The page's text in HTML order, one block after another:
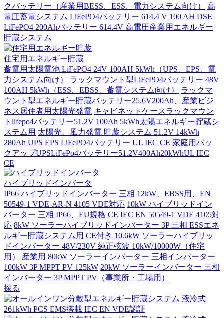
クバッテリー（産業用BESS、ESS、電力システム向け）
高
電圧蓄電システム LiFePO4バッテリー 614.4 V 100 AH DSE
LiFePO4 200Ahバッテリー 614.4V 高電圧産業用エネルギー
貯蔵システム
住宅用エネルギー貯蔵
蓄電用太陽電池 LiFePO4 24V 100AH 5kWh（UPS、EPS、電
力システム向け）
ラックマウント型LiFePO4バッテリー 48V
100AH 5kWh（ESS、EBSS、蓄電システム向け）
ラックマ
ウント型エネルギー貯蔵バッテリー25.6V200Ah、産業ビジ
ネス居住者用太陽光発電 キャビネットケースラックマウン
トlifepo4バッテリー51.2V 100Ah 5kWh太陽エネルギー貯蔵シ
ステム用 太陽光、風力発電 貯蔵システム 51.2V 14kWh
280Ah UPS EPS LiFePO4バッテリー UL IEC CE 家庭用バッ
クアップUPSLiFePo4バッテリー51.2V400Ah20kWhUL IEC
CE
ハイブリッドインバータ
IP66 ハイブリッドインバーター 三相 12kW、EBSS用、EN
50549-1 VDE-AR-N 4105 VDE対応 10kW ハイブリッドイン
バーター 三相 IP66、EU規格 CE IEC EN 50549-1 VDE 4105対
応 8kW ソーラーハイブリッドインバーター 3P 三相 ESSエネ
ルギー貯蔵システム用 CE付き 10.6kW ソーラーハイブリッ
ドインバーター 48V/230V 純正弦波 10kW/10000W（住宅
用）
産業用 80kW ソーラーインバーター 三相インバーター
100kW 3P MPPT PV 125kW 20kW ソーラーインバーター 三相
インバーター 3P MPPT PV（事業所・工場用）
探る